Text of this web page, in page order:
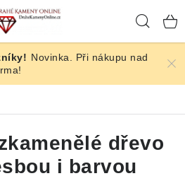
Novinka. Při nákupu nad
dřevo
i barvou